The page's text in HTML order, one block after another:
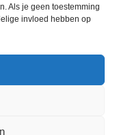
Als je geen toestemming
invloed hebben op